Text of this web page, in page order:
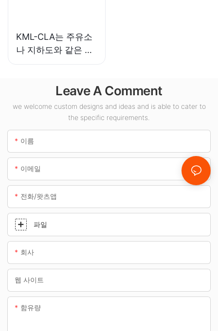
KML-CLA는 주유소
나 지하도와 같은 실
내 공간에 적합한
조명 공급업체입니Leave A Comment
we welcome custom designs and ideas and is able to cater to
the specific requirements.
이름
이메일
전화/왓츠앱
파일
회사
웹 사이트
함유량